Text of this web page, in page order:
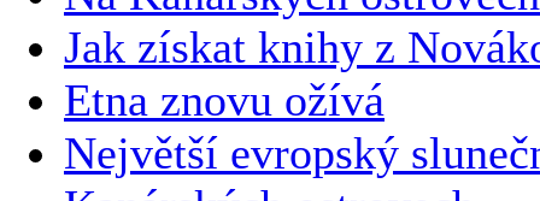
Jak získat knihy z
Etna znovu ožívá
Největší evropský